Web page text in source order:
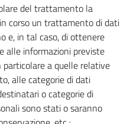
del trattamento la
corso un trattamento di dati
e, in tal caso, di ottenere
alle informazioni previste
particolare a quelle relative
alle categorie di dati
o categorie di
sono stati o saranno